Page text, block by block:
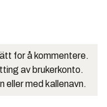
for å kommentere.
av brukerkonto.
eller med kallenavn.